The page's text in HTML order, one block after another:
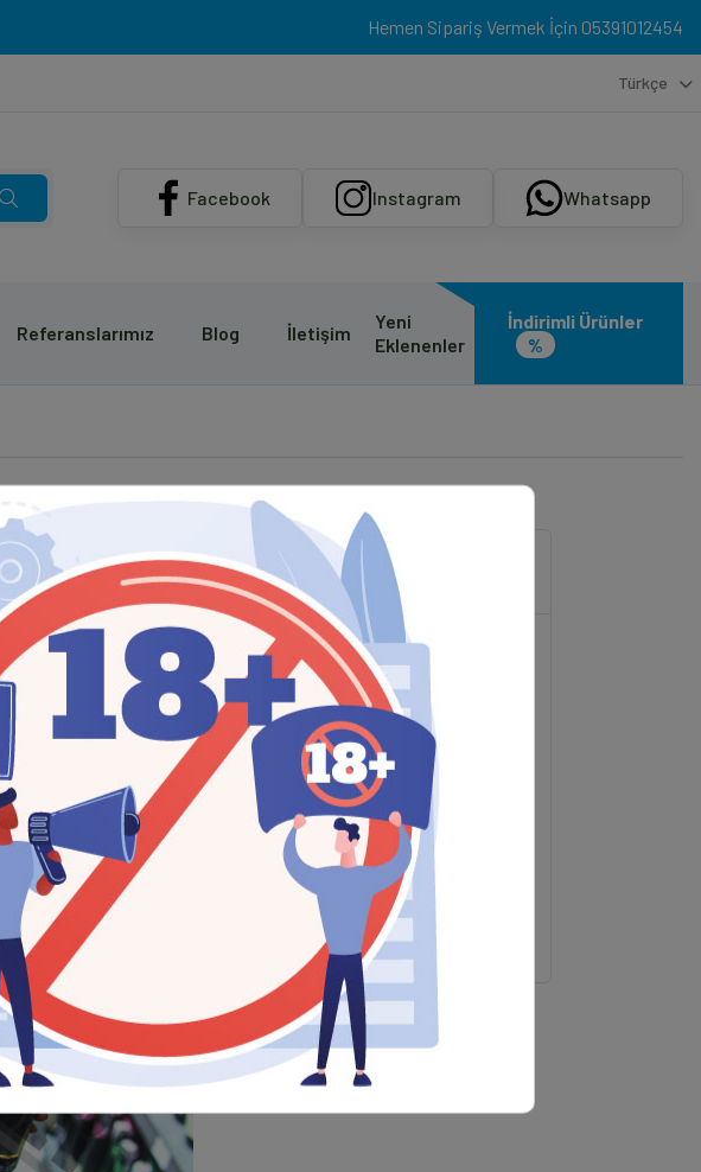
Hemen Sipariş Vermek İçin 05391012454
Türkçe
Facebook Instagram Whatsapp
Referanslarımız Blog İletişim
Yeni
Eklenenler
İndirimli Ürünler
%
Diğer Hizmetler
Geniş Ürün Yelpazesi
Kaliteli Ürünler
Lojistik Desteği
Raf Düzeni
Ürün Danışmanlığı